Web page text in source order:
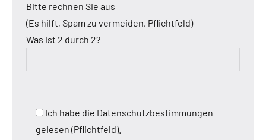
Bitte rechnen Sie aus
(Es hilft, Spam zu vermeiden, Pflichtfeld)
Was ist 2 durch 2?
Ich habe die Datenschutzbestimmungen
gelesen (Pflichtfeld).